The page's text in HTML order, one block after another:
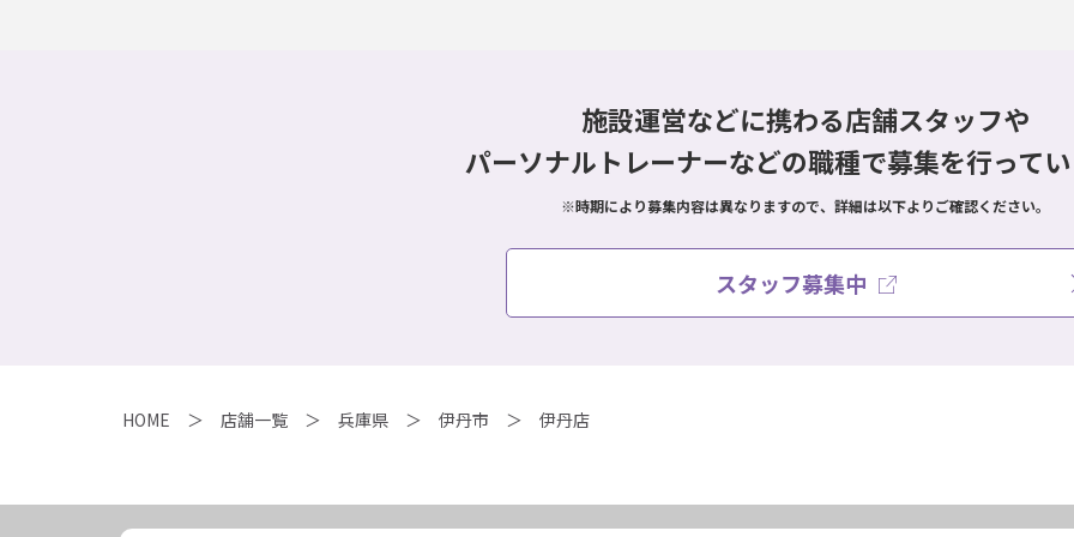
施設運営などに携わる店舗スタッフや
パーソナルトレーナーなどの職種で募集を行って
※時期により募集内容は異なりますので、詳細は以下よりご確認ください。
スタッフ募集中
HOME 店舗一覧 兵庫県 伊丹市 伊丹店